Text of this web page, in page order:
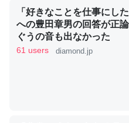
いる鋏角類（カブトガニ・
ずキチンを強化してる筈だ
─ニュース :: 【研究発表】昆虫
「好きなことを仕事にし
への豊田章男の回答が正論
ぐうの音も出なかった
61 users diamond.jp